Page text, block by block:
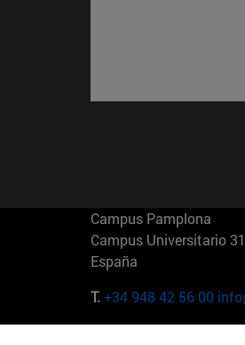
Campus Pamplona
Campus Universitario
España
T.+34 948 42 56 00